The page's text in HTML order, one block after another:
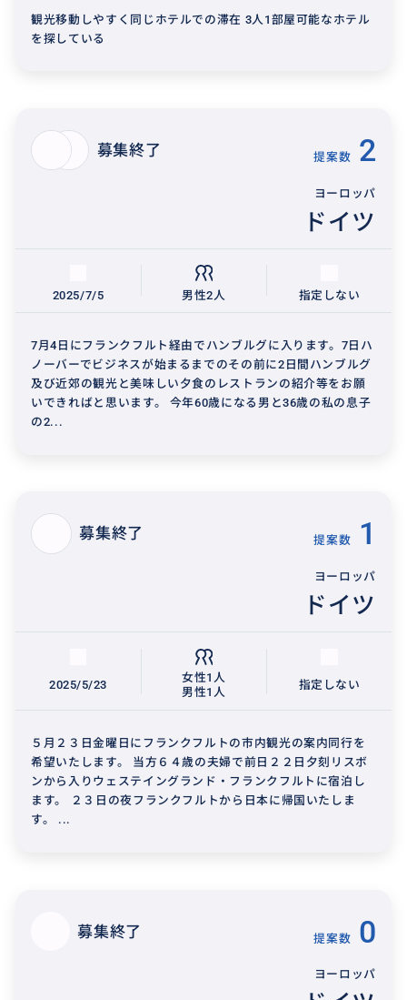
観光移動しやすく同じホテルでの滞在 3人1部屋可能なホテル
を探している
募集終了 提案数 2
ヨーロッパ
ドイツ
2025/7/5 男性2人 指定しない
7月4日にフランクフルト経由でハンブルグに入ります。7日ハ
ノーバーでビジネスが始まるまでのその前に2日間ハンブルグ
及び近郊の観光と美味しい夕食のレストランの紹介等をお願
いできればと思います。 今年60歳になる男と36歳の私の息子
の2...
募集終了 提案数 1
ヨーロッパ
ドイツ
2025/5/23
女性1人
男性1人
指定しない
５月２３日金曜日にフランクフルトの市内観光の案内同行を
希望いたします。 当方６４歳の夫婦で前日２２日夕刻リスボ
ンから入りウェステイングランド・フランクフルトに宿泊し
ます。 ２３日の夜フランクフルトから日本に帰国いたしま
す。 ...
募集終了 提案数 0
ヨーロッパ